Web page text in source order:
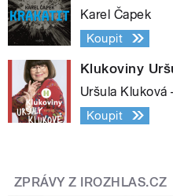
Karel Čapek
Koupit
Klukoviny
Uršula Kluková
Koupit
ZPRÁVY Z IROZHLAS.CZ